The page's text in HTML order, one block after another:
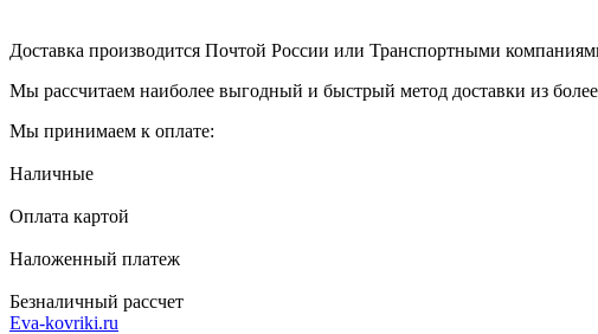
Доставка производится Почтой России или Транспортными
Мы рассчитаем наиболее выгодный и быстрый метод доставки из
Мы принимаем к оплате:
Наличные
Оплата картой
Наложенный платеж
Безналичный рассчет
Eva-kovriki.ru